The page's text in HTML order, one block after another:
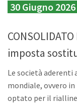
30 Giugno 2026
imposta
Le società aderenti
mondiale, ovvero
optato per il